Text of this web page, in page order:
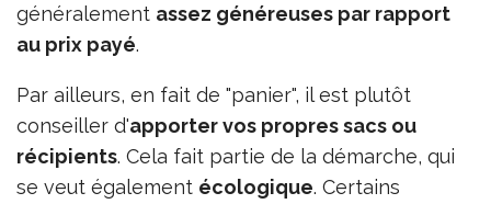
généralement assez généreuses par rapport
au prix payé.
Par ailleurs, en fait de "panier", il est plutôt
conseiller d'apporter vos propres sacs ou
récipients. Cela fait partie de la démarche, qui
se veut également écologique. Certains